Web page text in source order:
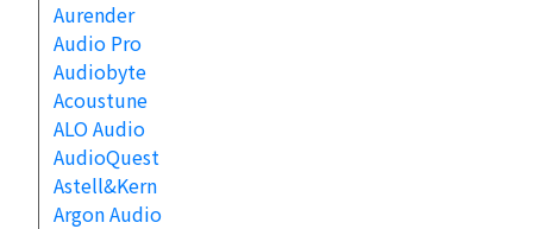
Aurender
Audio Pro
Audiobyte
Acoustune
ALO Audio
AudioQuest
Astell&Kern
Argon Audio